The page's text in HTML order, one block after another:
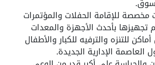
مخصصة للإقامة الحفلات والمؤتمرات
تجهيزها بأحدث الأجهزة والمعدات
للتنزه والترفيه للكبار والأطفال
الإدارية الجديدة.